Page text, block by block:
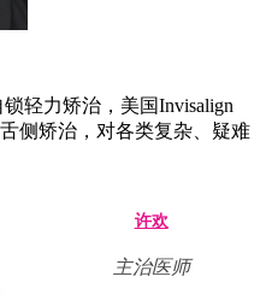
轻力矫治，美国Invisalign
侧矫治，对各类复杂、疑难
许欢
主治医师